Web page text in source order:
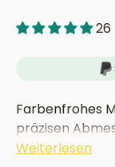
26
Farbenfrohes
präzisen
stapelbar,
Weiterlesen